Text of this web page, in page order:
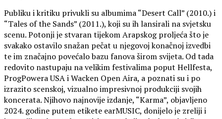
Publiku i kritiku privukli su albumima “Desert Call” (2010.) i
“Tales of the Sands” (2011.), koji su ih lansirali na svjetsku
scenu. Potonji je stvaran tijekom Arapskog proljeća što je
svakako ostavilo snažan pečat u njegovoj konačnoj izvedbi
te im značajno povećalo bazu fanova širom svijeta. Od tada
redovito nastupaju na velikim festivalima poput Hellfesta,
ProgPowera USA i Wacken Open Aira, a poznati su i po
izrazito scenskoj, vizualno impresivnoj produkciji svojih
koncerata. Njihovo najnovije izdanje, “Karma”, objavljeno
2024. godine putem etikete earMUSIC, donijelo je zreliji i